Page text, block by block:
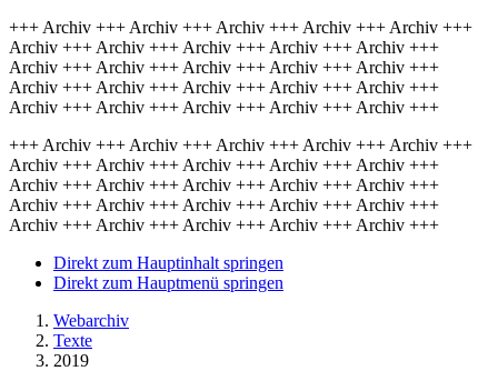
+++ Archiv +++ Archiv +++ Archiv +++ Archiv +++ Archiv +++
Archiv +++ Archiv +++ Archiv +++ Archiv +++ Archiv +++
Archiv +++ Archiv +++ Archiv +++ Archiv +++ Archiv +++
Archiv +++ Archiv +++ Archiv +++ Archiv +++ Archiv +++
Archiv +++ Archiv +++ Archiv +++ Archiv +++ Archiv +++
+++ Archiv +++ Archiv +++ Archiv +++ Archiv +++ Archiv +++
Archiv +++ Archiv +++ Archiv +++ Archiv +++ Archiv +++
Archiv +++ Archiv +++ Archiv +++ Archiv +++ Archiv +++
Archiv +++ Archiv +++ Archiv +++ Archiv +++ Archiv +++
Archiv +++ Archiv +++ Archiv +++ Archiv +++ Archiv +++
Direkt zum Hauptinhalt springen
Direkt zum Hauptmenü springen
Webarchiv
Texte
2019